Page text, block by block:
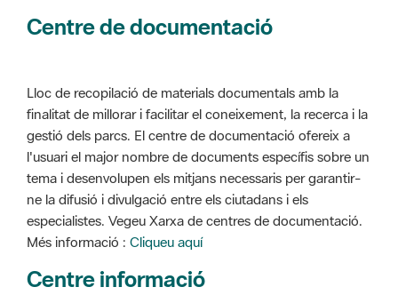
Centre de documentació
Lloc de recopilació de materials documentals amb la
finalitat de millorar i facilitar el coneixement, la recerca i la
gestió dels parcs. El centre de documentació ofereix a
l'usuari el major nombre de documents específis sobre un
tema i desenvolupen els mitjans necessaris per garantir-
ne la difusió i divulgació entre els ciutadans i els
especialistes. Vegeu Xarxa de centres de documentació.
Més informació : Cliqueu aquí
Centre informació